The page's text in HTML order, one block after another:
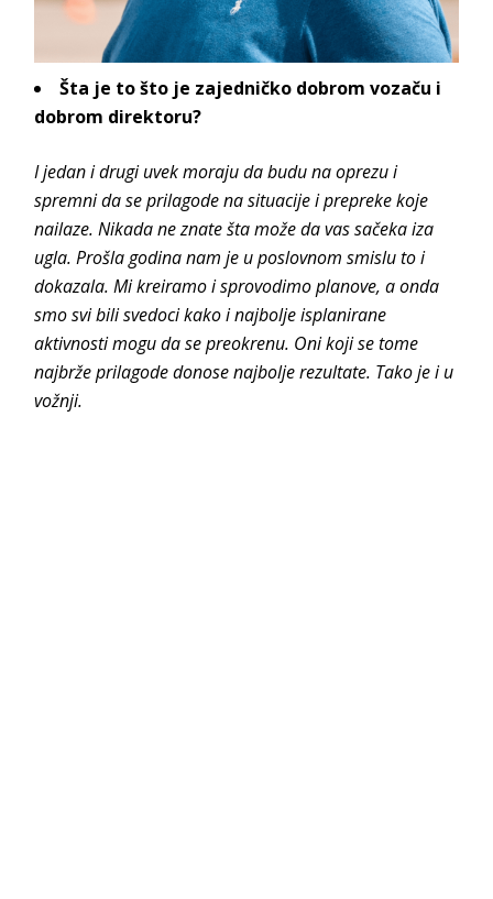
Šta je to što je zajedničko dobrom vozaču i
dobrom direktoru?
I jedan i drugi uvek moraju da budu na oprezu i
spremni da se prilagode na situacije i prepreke koje
nailaze. Nikada ne znate šta može da vas sačeka iza
ugla. Prošla godina nam je u poslovnom smislu to i
dokazala. Mi kreiramo i sprovodimo planove, a onda
smo svi bili svedoci kako i najbolje isplanirane
aktivnosti mogu da se preokrenu. Oni koji se tome
najbrže prilagode donose najbolje rezultate. Tako je i u
vožnji.